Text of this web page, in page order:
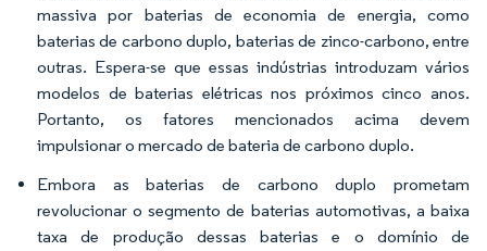
massiva por baterias de economia de energia, como
baterias de carbono duplo, baterias de zinco-carbono, entre
outras. Espera-se que essas indústrias introduzam vários
modelos de baterias elétricas nos próximos cinco anos.
Portanto, os fatores mencionados acima devem
impulsionar o mercado de bateria de carbono duplo.
Embora as baterias de carbono duplo prometam
revolucionar o segmento de baterias automotivas, a baixa
taxa de produção dessas baterias e o domínio de